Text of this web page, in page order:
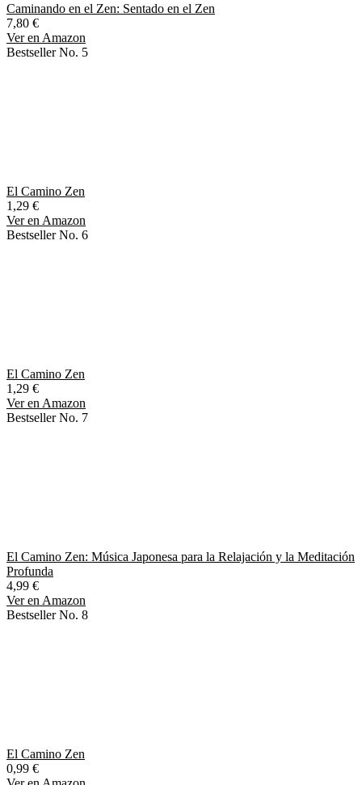
Caminando en el Zen: Sentado en el Zen
7,80 €
Ver en Amazon
Bestseller No. 5
El Camino Zen
1,29 €
Ver en Amazon
Bestseller No. 6
El Camino Zen
1,29 €
Ver en Amazon
Bestseller No. 7
El Camino Zen: Música Japonesa para la Relajación y la Meditación
Profunda
4,99 €
Ver en Amazon
Bestseller No. 8
El Camino Zen
0,99 €